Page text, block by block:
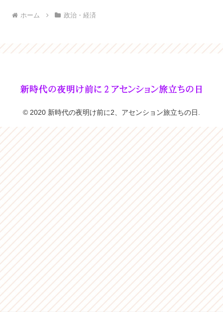
ホーム 政治・経済
© 2020 新時代の夜明け前に2、アセンション旅立ちの日.